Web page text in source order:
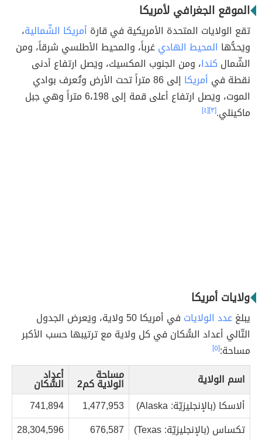
الموقع الجغرافي لأمريكا
تقع الولايات المتحدة الأمريكية في قارة أمريكا الشّمالية،
ويَحدُّها المحيط الهاديغرباً، والمحيط الأطلسي شرقاً، ومن
الشّمال كندا، ومن الجنوب المكسيك، ويَصل ارتفاع أدنى
نقطة في أمريكا
إلى 86 متراً تحت الأرض وتُعرف بوادي
الموت، ويَصل ارتفاع أعلى قمة إلى 6،198 متراً وهي جبل
ماكينلي.[٣] [٤]
ولايات أمريكا
يبلغعدد الولايات
في أمريكا 50 ولاية، ويَعرض الجدول
التّالي أعداد السُّكان في كل ولاية مع ترتيبها حسب الأكبر
مساحة:[٥]
اسم الولاية مساحة
الولاية كم2
أعداد
السُّكان
ألاسكا (بالإنجليزيّة: Alaska)
1,477,953
741,894
تكساس (بالإنجليزيّة: Texas)
676,587
28,304,596